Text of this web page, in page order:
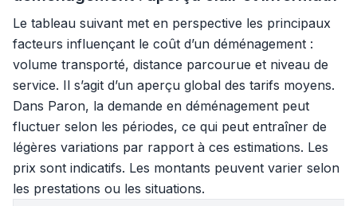
Le tableau suivant met en perspective les principaux
facteurs influençant le coût d’un déménagement :
volume transporté, distance parcourue et niveau de
service. Il s’agit d’un aperçu global des tarifs moyens.
Dans Paron, la demande en déménagement peut
fluctuer selon les périodes, ce qui peut entraîner de
légères variations par rapport à ces estimations. Les
prix sont indicatifs. Les montants peuvent varier selon
les prestations ou les situations.